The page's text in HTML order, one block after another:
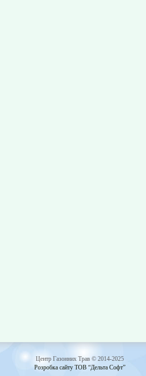
Центр Газонних Трав © 2014-2025
Розробка сайту ТОВ “Дельта Софт”